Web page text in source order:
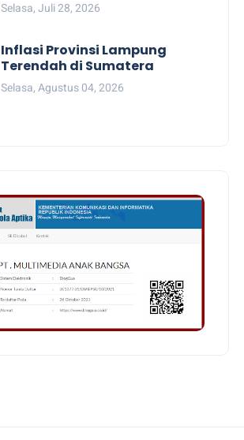
Selasa, Juli 28, 2026
Inflasi Provinsi Lampung
Terendah di Sumatera
Selasa, Agustus 04, 2026